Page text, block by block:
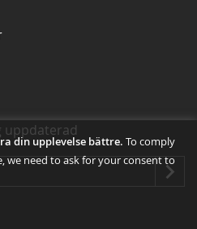
din upplevelse bättre. To comply
we need to ask for your consent to
uppdaterad